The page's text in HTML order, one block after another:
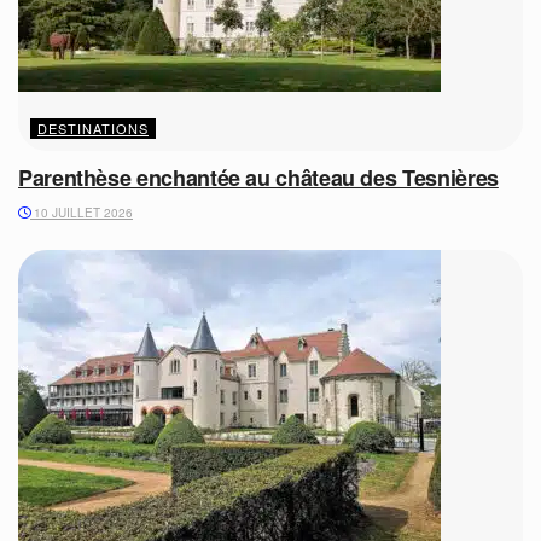
DESTINATIONS
Parenthèse enchantée au château des Tesnières
10 JUILLET 2026